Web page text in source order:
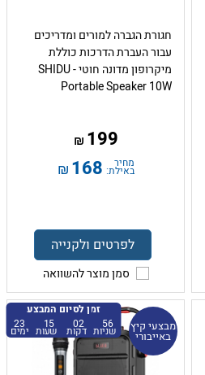
חגורת הגברה למורים ומדריכים
עבור העברת הדרכות כוללת
מיקרופון מדונה חוטי - SHIDU
Portable Speaker 10W
199
₪
מחיר
באילת: 168
₪
לפרטים ולקנייה
סמן מוצר להשוואה
זמן לסיום המבצע
55
שניות 02
דקות 15
שעות 23
ימים מבצעי קיץ
באייבורי